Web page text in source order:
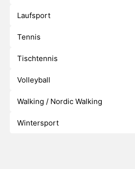
Laufsport
Tennis
Tischtennis
Volleyball
Walking / Nordic Walking
Wintersport